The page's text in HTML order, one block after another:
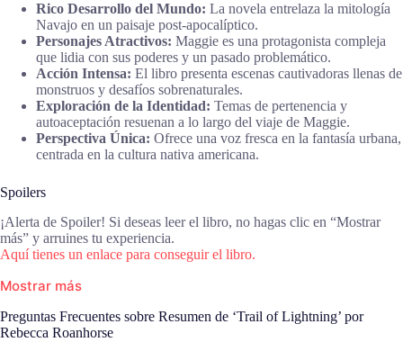
Rico Desarrollo del Mundo: La novela entrelaza la mitología
Navajo en un paisaje post-apocalíptico.
Personajes Atractivos: Maggie es una protagonista compleja
que lidia con sus poderes y un pasado problemático.
Acción Intensa: El libro presenta escenas cautivadoras llenas de
monstruos y desafíos sobrenaturales.
Exploración de la Identidad: Temas de pertenencia y
autoaceptación resuenan a lo largo del viaje de Maggie.
Perspectiva Única: Ofrece una voz fresca en la fantasía urbana,
centrada en la cultura nativa americana.
Spoilers
¡Alerta de Spoiler! Si deseas leer el libro, no hagas clic en “Mostrar
más” y arruines tu experiencia.
Aquí tienes un enlace para conseguir el libro.
Mostrar más
Preguntas Frecuentes sobre Resumen de ‘Trail of Lightning’ por
Rebecca Roanhorse